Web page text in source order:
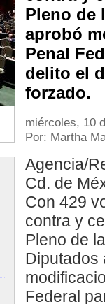
Pleno de
aprobó
Penal
delito el
forzado.
miércoles, 10
Por: Martha
Agencia/
Cd. de
Con 429
contra y
Pleno de
Diputados
Federal